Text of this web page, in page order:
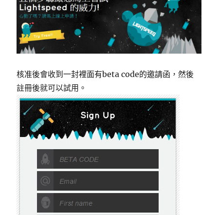
核准後會收到一封裡面有beta code的邀請函，然後
註冊後就可以試用。